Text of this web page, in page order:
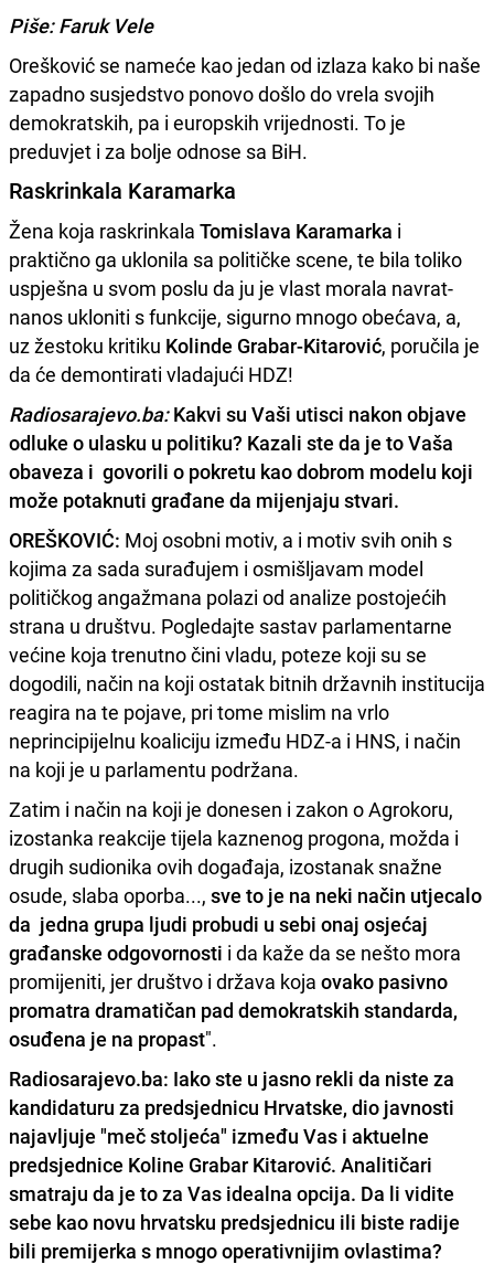
Piše: Faruk Vele
Orešković se nameće kao jedan od izlaza kako bi naše
zapadno susjedstvo ponovo došlo do vrela svojih
demokratskih, pa i europskih vrijednosti. To je
preduvjet i za bolje odnose sa BiH.
Raskrinkala Karamarka
Žena koja raskrinkala Tomislava Karamarka i
praktično ga uklonila sa političke scene, te bila toliko
uspješna u svom poslu da ju je vlast morala navrat-
nanos ukloniti s funkcije, sigurno mnogo obećava, a,
uz žestoku kritiku Kolinde Grabar-Kitarović, poručila je
da će demontirati vladajući HDZ!
Radiosarajevo.ba:Kakvi su Vaši utisci nakon objave
odluke o ulasku u politiku? Kazali ste da je to Vaša
obaveza i govorili o pokretu kao dobrom modelu koji
može potaknuti građane da mijenjaju stvari.
OREŠKOVIĆ: Moj osobni motiv, a i motiv svih onih s
kojima za sada surađujem i osmišljavam model
političkog angažmana polazi od analize postojećih
strana u društvu. Pogledajte sastav parlamentarne
većine koja trenutno čini vladu, poteze koji su se
dogodili, način na koji ostatak bitnih državnih institucija
reagira na te pojave, pri tome mislim na vrlo
neprincipijelnu koaliciju između HDZ-a i HNS, i način
na koji je u parlamentu podržana.
Zatim i način na koji je donesen i zakon o Agrokoru,
izostanka reakcije tijela kaznenog progona, možda i
drugih sudionika ovih događaja, izostanak snažne
osude, slaba oporba..., sve to je na neki način utjecalo
da jedna grupa ljudi probudi u sebi onaj osjećaj
građanske odgovornosti i da kaže da se nešto mora
promijeniti, jer društvo i država koja ovako pasivno
promatra dramatičan pad demokratskih standarda,
osuđena je na propast".
Radiosarajevo.ba: Iako ste u jasno rekli da niste za
kandidaturu za predsjednicu Hrvatske, dio javnosti
najavljuje "meč stoljeća" između Vas i aktuelne
predsjednice Koline Grabar Kitarović. Analitičari
smatraju da je to za Vas idealna opcija. Da li vidite
sebe kao novu hrvatsku predsjednicu ili biste radije
bili premijerka s mnogo operativnijim ovlastima?